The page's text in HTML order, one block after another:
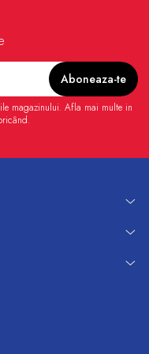
magazinului. Afla mai multe in